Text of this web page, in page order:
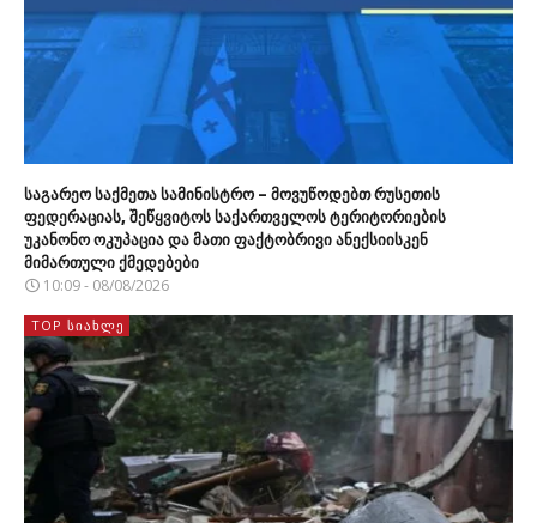
საგარეო საქმეთა სამინისტრო – მოვუწოდებთ რუსეთის
ფედერაციას, შეწყვიტოს საქართველოს ტერიტორიების
უკანონო ოკუპაცია და მათი ფაქტობრივი ანექსიისკენ
მიმართული ქმედებები
10:09 - 08/08/2026
TOP ᲡᲘᲐᲮᲚᲔ